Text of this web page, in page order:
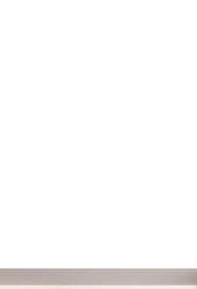
Billedet printes
kan rengøres